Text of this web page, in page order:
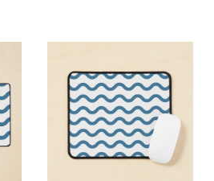
(SPIRAL NOTEBOOKS) (1)